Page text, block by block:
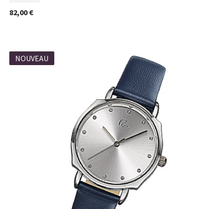
82,00 €
NOUVEAU